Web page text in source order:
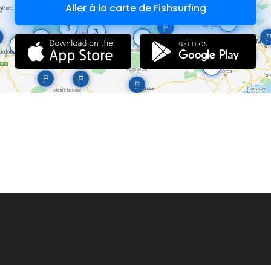
Aller à la carte de Fishsurfing